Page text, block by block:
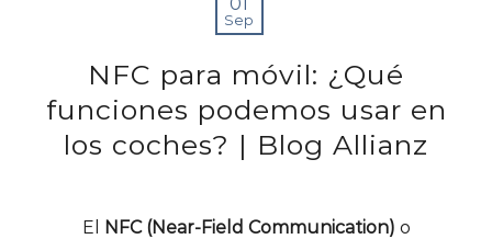
Sep
NFC para móvil: ¿Qué
funciones podemos usar en
los coches? | Blog Allianz
El NFC (Near-Field Communication) o